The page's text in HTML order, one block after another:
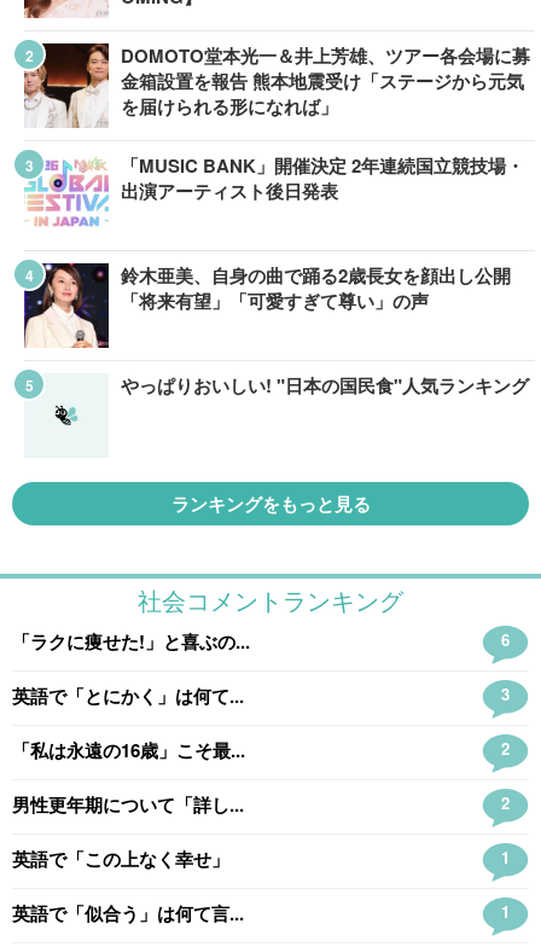
DOMOTO堂本光一＆井上芳雄、ツアー各会場に募
金箱設置を報告 熊本地震受け「ステージから元気
を届けられる形になれば」
「MUSIC BANK」開催決定 2年連続国立競技場・
出演アーティスト後日発表
鈴木亜美、自身の曲で踊る2歳長女を顔出し公開
「将来有望」「可愛すぎて尊い」の声
やっぱりおいしい! "日本の国民食"人気ランキング
ランキングをもっと見る